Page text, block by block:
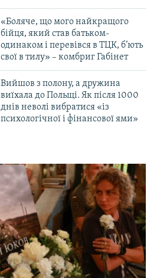
«Боляче, що мого найкращого
бійця, який став батьком-
одинаком і перевівся в ТЦК, б’ють
свої в тилу» – комбриг Габінет
Вийшов з полону, а дружина
виїхала до Польщі. Як після 1000
днів неволі вибратися «із
психологічної і фінансової ями»